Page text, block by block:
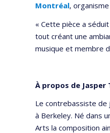
Montréal,
« Cette pièce a
tout créant une
musique et membre
À propos de Jasper
Le contrebassiste de
à Berkeley. Né dans
Arts la composition